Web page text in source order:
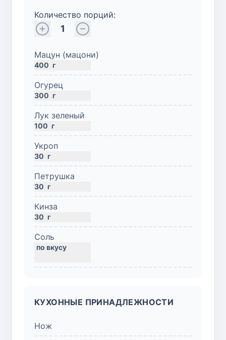
Количество порций:
1
Мацун (мацони)
400 г
Огурец
300 г
Лук зеленый
100 г
Укроп
30 г
Петрушка
30 г
Кинза
30 г
Соль
КУХОННЫЕ ПРИНАДЛЕЖНОСТИ
Нож